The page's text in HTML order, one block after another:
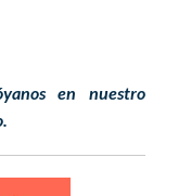
en nuestro